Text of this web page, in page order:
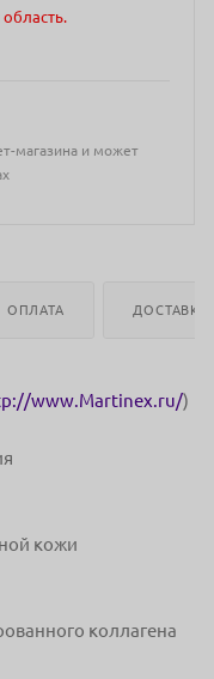
магазина и может
ОПЛАТА ДОСТАВКА
www.Martinex.ru/)
кожи
коллагена